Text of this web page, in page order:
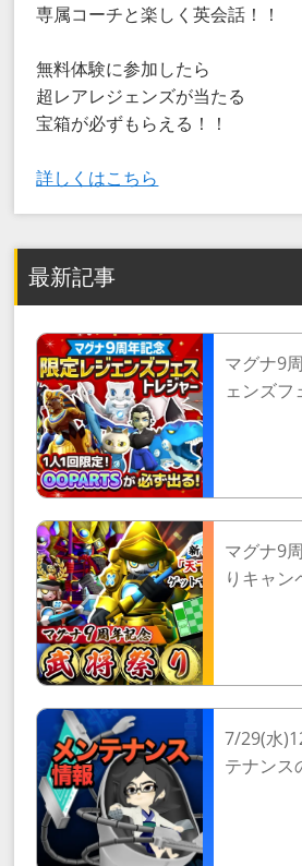
専属コーチと楽しく英会話！！
無料体験に参加したら
超レアレジェンズが当たる
宝箱が必ずもらえる！！
詳しくはこちら
最新記事
マグナ9
ェンズフ
マグナ9
りキャン
7/29(水
テナンス